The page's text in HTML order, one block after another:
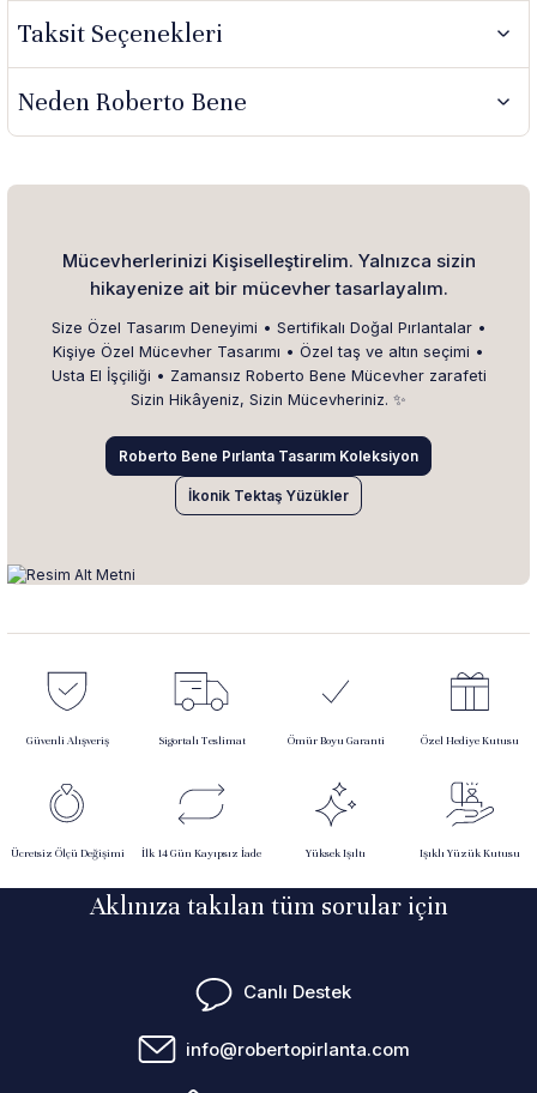
Taksit Seçenekleri
Neden Roberto Bene
Mücevherlerinizi Kişiselleştirelim. Yalnızca sizin
hikayenize ait bir mücevher tasarlayalım.
Size Özel Tasarım Deneyimi • Sertifikalı Doğal Pırlantalar •
Kişiye Özel Mücevher Tasarımı • Özel taş ve altın seçimi •
Usta El İşçiliği • Zamansız Roberto Bene Mücevher zarafeti
Sizin Hikâyeniz, Sizin Mücevheriniz. ✨
Roberto Bene Pırlanta Tasarım Koleksiyon
İkonik Tektaş Yüzükler
Güvenli Alışveriş Sigortalı Teslimat Ömür Boyu Garanti Özel Hediye Kutusu
Ücretsiz Ölçü Değişimi İlk 14 Gün Kayıpsız İade Yüksek Işıltı Işıklı Yüzük Kutusu
Aklınıza takılan tüm sorular için
Canlı Destek
info@robertopirlanta.com